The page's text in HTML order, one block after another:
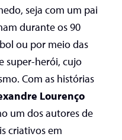
seja com um pai
durante os 90
ou por meio das
super-herói, cujo
Com as histórias
Lourenço
um dos autores de
criativos em